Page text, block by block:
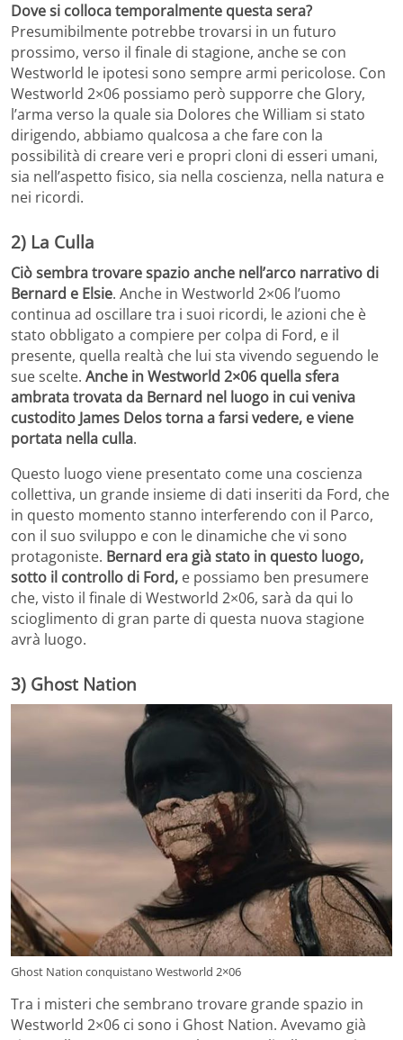
Dove si colloca temporalmente questa sera?
Presumibilmente potrebbe trovarsi in un futuro
prossimo, verso il finale di stagione, anche se con
Westworld le ipotesi sono sempre armi pericolose. Con
Westworld 2×06 possiamo però supporre che Glory,
l’arma verso la quale sia Dolores che William si stato
dirigendo, abbiamo qualcosa a che fare con la
possibilità di creare veri e propri cloni di esseri umani,
sia nell’aspetto fisico, sia nella coscienza, nella natura e
nei ricordi.
2) La Culla
Ciò sembra trovare spazio anche nell’arco narrativo di
Bernard e Elsie. Anche in Westworld 2×06 l’uomo
continua ad oscillare tra i suoi ricordi, le azioni che è
stato obbligato a compiere per colpa di Ford, e il
presente, quella realtà che lui sta vivendo seguendo le
sue scelte. Anche in Westworld 2×06 quella sfera
ambrata trovata da Bernard nel luogo in cui veniva
custodito James Delos torna a farsi vedere, e viene
portata nella culla.
Questo luogo viene presentato come una coscienza
collettiva, un grande insieme di dati inseriti da Ford, che
in questo momento stanno interferendo con il Parco,
con il suo sviluppo e con le dinamiche che vi sono
protagoniste. Bernard era già stato in questo luogo,
sotto il controllo di Ford, e possiamo ben presumere
che, visto il finale di Westworld 2×06, sarà da qui lo
scioglimento di gran parte di questa nuova stagione
avrà luogo.
3) Ghost Nation
Ghost Nation conquistano Westworld 2×06
Tra i misteri che sembrano trovare grande spazio in
Westworld 2×06 ci sono i Ghost Nation. Avevamo già